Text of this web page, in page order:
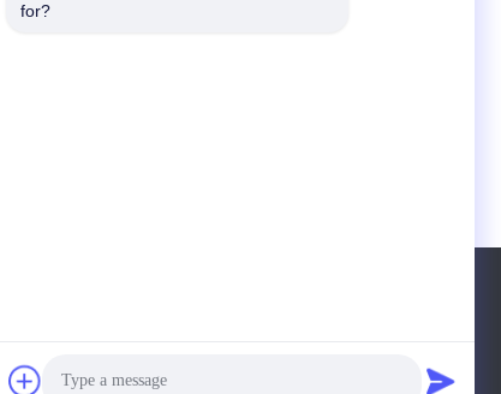
85 인증 동
태그 - 소 및
를 위한 간편
510-85282218-8009
for?